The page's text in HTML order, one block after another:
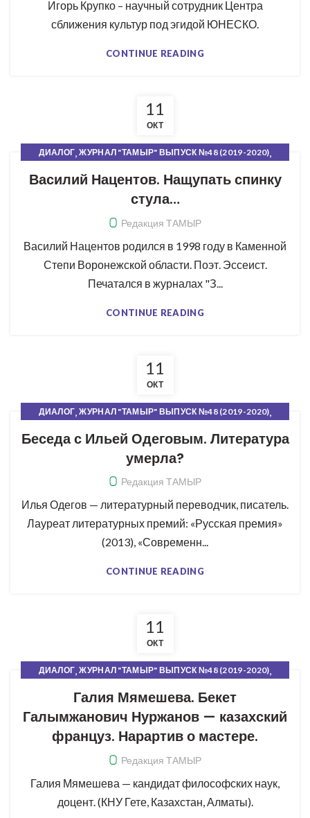
Игорь Крупко – научный сотрудник Центра
сближения культур под эгидой ЮНЕСКО.
CONTINUE READING
11
ОКТ
ДИАЛОГ,ЖУРНАЛ "ТАМЫР" ВЫПУСК №48 (2019-2020),
Василий Нацентов. Нащупать спинку
стула…
Редакция ТАМЫР
Василий Нацентов родился в 1998 году в Каменной
Степи Воронежской области. Поэт. Эссеист.
Печатался в журналах "З...
CONTINUE READING
11
ОКТ
ДИАЛОГ ,ЖУРНАЛ "ТАМЫР" ВЫПУСК №48 (2019-2020)
Беседа с Ильей Одеговым. Литература
умерла?
Редакция ТАМЫР
Илья Одегов — литературный переводчик, писатель.
Лауреат литературных премий: «Русская премия»
(2013), «Современн...
CONTINUE READING
11
ОКТ
ДИАЛОГ,ЖУРНАЛ "ТАМЫР" ВЫПУСК №48 (2019-2020),
Галия Мямешева. Бекет
Галымжанович Нуржанов — казахский
француз. Нарартив о мастере.
Редакция ТАМЫР
Галия Мямешева — кандидат философских наук,
доцент. (КНУ Гете, Казахстан, Алматы).